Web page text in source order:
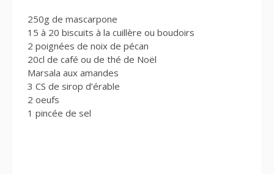
250g de mascarpone
15 à 20 biscuits à la cuillère ou boudoirs
2 poignées de noix de pécan
20cl de café ou de thé de Noël
Marsala aux amandes
3 CS de sirop d’érable
2 oeufs
1 pincée de sel